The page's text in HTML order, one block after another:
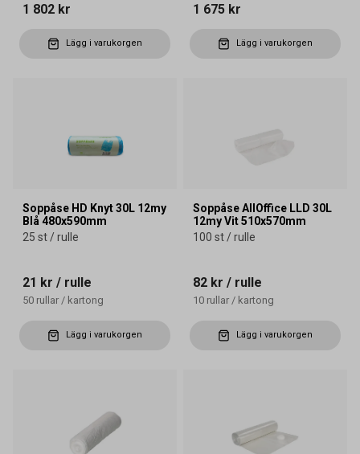
1 802 kr
Lägg i varukorgen
1 675 kr
Lägg i varukorgen
Soppåse HD Knyt 30L 12my
Blå 480x590mm
25 st / rulle
21 kr / rulle
50 rullar / kartong
Lägg i varukorgen
Soppåse AllOffice LLD 30L
12my Vit 510x570mm
100 st / rulle
82 kr / rulle
10 rullar / kartong
Lägg i varukorgen